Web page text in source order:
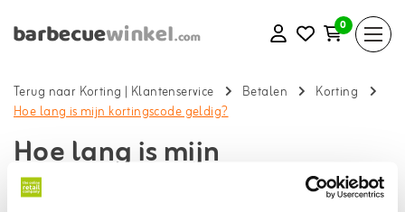
0
Terug naar Korting | Klantenservice Betalen
Korting
Hoe lang is mijn kortingscode geldig?
Hoe lang is mijn
kortingscode geldig?